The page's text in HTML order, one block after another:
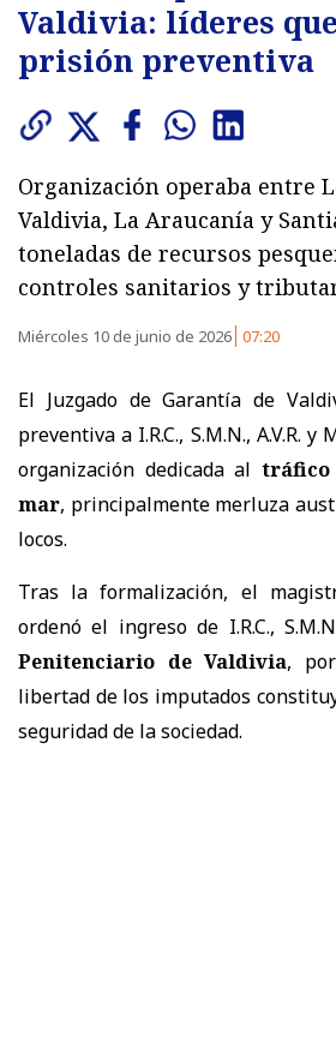
Valdivia: líderes
prisión preventiva
Organización operaba entre
Valdivia, La Araucanía y
toneladas de recursos
controles sanitarios y
Miércoles 10 de junio de 2026 07:20
El Juzgado de Garantía de
preventiva a I.R.C., S.M.N., A.V.R. y
organización dedicada al tráfico
mar, principalmente merluza
locos.
Tras la formalización, el
ordenó el ingreso de I.R.C.,
Penitenciario de Valdivia,
libertad de los imputados
seguridad de la sociedad.